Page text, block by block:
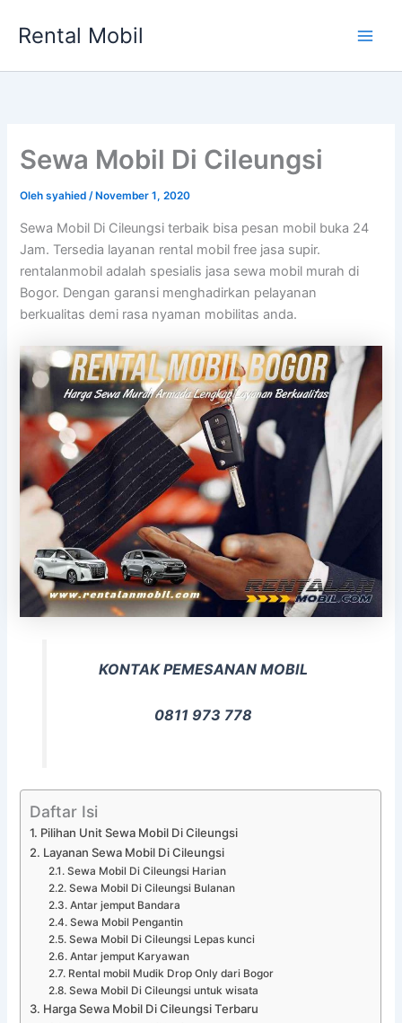
Rental Mobil
Sewa Mobil Di Cileungsi
Olehsyahied/ November 1, 2020
Sewa Mobil Di Cileungsi terbaik bisa pesan mobil buka 24
Jam. Tersedia layanan rental mobil free jasa supir.
rentalanmobil adalah spesialis jasa sewa mobil murah di
Bogor. Dengan garansi menghadirkan pelayanan
berkualitas demi rasa nyaman mobilitas anda.
KONTAK PEMESANAN MOBIL
0811 973 778
Daftar Isi
Pilihan Unit Sewa Mobil Di Cileungsi
Layanan Sewa Mobil Di Cileungsi
Sewa Mobil Di Cileungsi Harian
Sewa Mobil Di Cileungsi Bulanan
Antar jemput Bandara
Sewa Mobil Pengantin
Sewa Mobil Di Cileungsi Lepas kunci
Antar jemput Karyawan
Rental mobil Mudik Drop Only dari Bogor
Sewa Mobil Di Cileungsi untuk wisata
Harga Sewa Mobil Di Cileungsi Terbaru